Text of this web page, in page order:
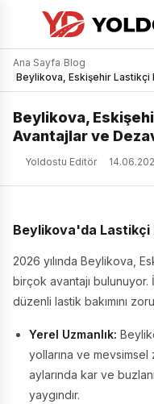
Ana Sayfa/Blog
/Beylikova, Eskişehir
Beylikova,
Avantajlar ve
Yoldostu Editör
Beylikova'da Lastikçi
2026 yılında Beylikova,
birçok avantajı bulunuyor.
düzenli lastik bakımını
Yerel Uzmanlık:
yollarına ve mevsimsel
aylarında kar ve
yaygındır.